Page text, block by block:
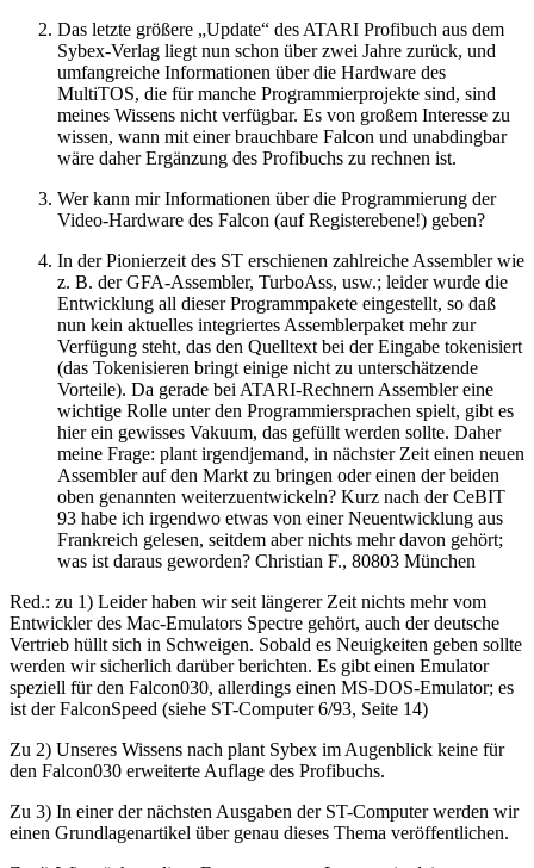
Das letzte größere „Update“ des ATARI Profibuch aus dem
Sybex-Verlag liegt nun schon über zwei Jahre zurück, und
umfangreiche Informationen über die Hardware des
MultiTOS, die für manche Programmierprojekte sind, sind
meines Wissens nicht verfügbar. Es von großem Interesse zu
wissen, wann mit einer brauchbare Falcon und unabdingbar
wäre daher Ergänzung des Profibuchs zu rechnen ist.
Wer kann mir Informationen über die Programmierung der
Video-Hardware des Falcon (auf Registerebene!) geben?
In der Pionierzeit des ST erschienen zahlreiche Assembler wie
z. B. der GFA-Assembler, TurboAss, usw.; leider wurde die
Entwicklung all dieser Programmpakete eingestellt, so daß
nun kein aktuelles integriertes Assemblerpaket mehr zur
Verfügung steht, das den Quelltext bei der Eingabe tokenisiert
(das Tokenisieren bringt einige nicht zu unterschätzende
Vorteile). Da gerade bei ATARI-Rechnern Assembler eine
wichtige Rolle unter den Programmiersprachen spielt, gibt es
hier ein gewisses Vakuum, das gefüllt werden sollte. Daher
meine Frage: plant irgendjemand, in nächster Zeit einen neuen
Assembler auf den Markt zu bringen oder einen der beiden
oben genannten weiterzuentwickeln? Kurz nach der CeBIT
93 habe ich irgendwo etwas von einer Neuentwicklung aus
Frankreich gelesen, seitdem aber nichts mehr davon gehört;
was ist daraus geworden? Christian F., 80803 München
Red.: zu 1) Leider haben wir seit längerer Zeit nichts mehr vom
Entwickler des Mac-Emulators Spectre gehört, auch der deutsche
Vertrieb hüllt sich in Schweigen. Sobald es Neuigkeiten geben sollte
werden wir sicherlich darüber berichten. Es gibt einen Emulator
speziell für den Falcon030, allerdings einen MS-DOS-Emulator; es
ist der FalconSpeed (siehe ST-Computer 6/93, Seite 14)
Zu 2) Unseres Wissens nach plant Sybex im Augenblick keine für
den Falcon030 erweiterte Auflage des Profibuchs.
Zu 3) In einer der nächsten Ausgaben der ST-Computer werden wir
einen Grundlagenartikel über genau dieses Thema veröffentlichen.